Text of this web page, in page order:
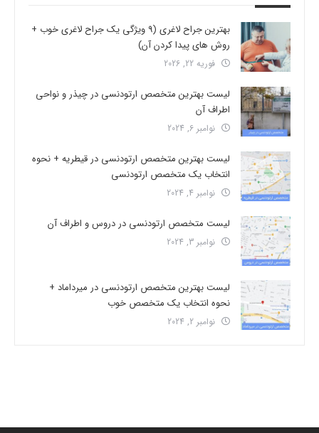
بهترین جراح لاغری (9 ویژگی یک جراح لاغری خوب +
روش های پیدا کردن آن)
فوریه 22, 2026
لیست بهترین متخصص ارتودنسی در چیذر و نواحی
اطراف آن
نوامبر 6, 2024
لیست بهترین متخصص ارتودنسی در قیطریه + نحوه
انتخاب یک متخصص ارتودنسی
نوامبر 4, 2024
لیست متخصص ارتودنسی در دروس و اطراف آن
نوامبر 3, 2024
لیست بهترین متخصص ارتودنسی در میرداماد +
نحوه انتخاب یک متخصص خوب
نوامبر 2, 2024